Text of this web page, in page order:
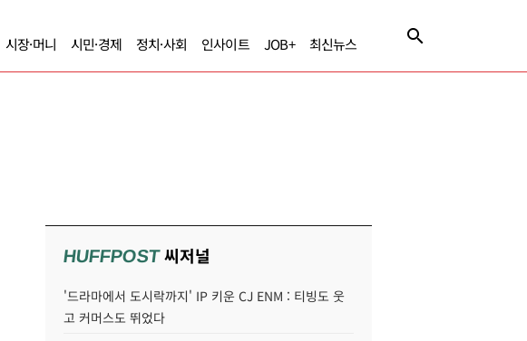
시장·머니 시민·경제 정치·사회 인사이트 JOB+ 최신뉴스
HUFFPOST씨저널
'드라마에서 도시락까지' IP 키운 CJ ENM : 티빙도 웃
고 커머스도 뛰었다